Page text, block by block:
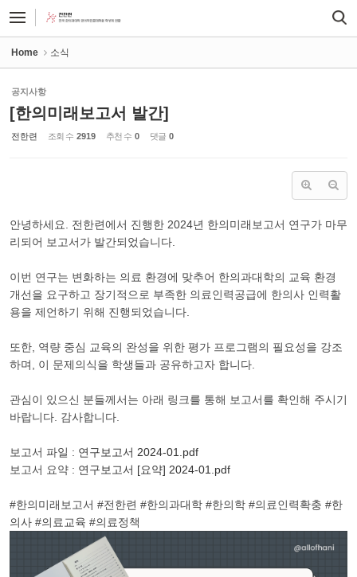
Home 소식
공지사항
[한의미래보고서 발간]
전한련 조회 수 2919 추천 수 0 댓글 0
안녕하세요. 전한련에서 진행한 2024년 한의미래보고서 연구가 마무
리되어 보고서가 발간되었습니다.
이번 연구는 변화하는 의료 환경에 맞추어 한의과대학의 교육 환경
개선을 요구하고 장기적으로 부족한 의료인력공급에 한의사 인력활
용을 제언하기 위해 진행되었습니다.
또한, 역량 중심 교육의 완성을 위한 평가 프로그램의 필요성을 강조
하며, 이 문제의식을 학생들과 공유하고자 합니다.
관심이 있으신 분들께서는 아래 링크를 통해 보고서를 확인해 주시기
바랍니다. 감사합니다.
보고서 파일 : 연구보고서 2024-01.pdf
보고서 요약 : 연구보고서 [요약] 2024-01.pdf
#한의미래보고서 #전한련 #한의과대학 #한의학 #의료인력확충 #한
의사 #의료교육 #의료정책